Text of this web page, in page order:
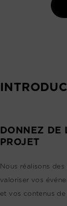
DONNEZ DE
PROJET
Nous réalisons
valoriser vos
et vos contenus de